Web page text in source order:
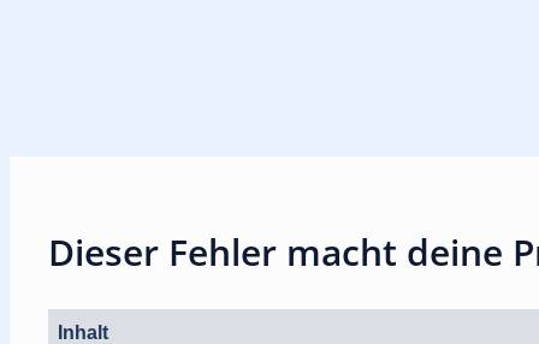
Dieser Fehler macht deine
Inhalt